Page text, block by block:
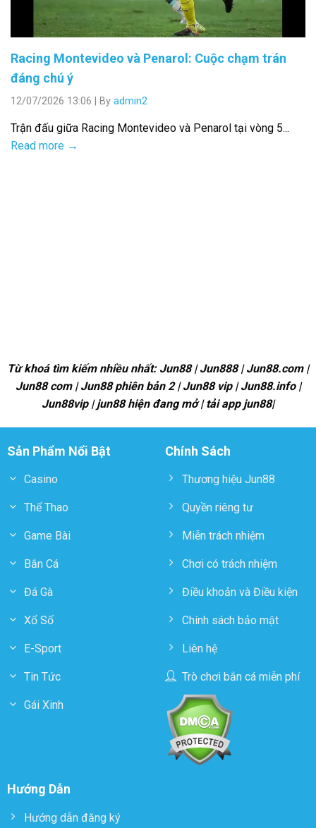
Racing Montevideo và Penarol: Cuộc chạm trán
đáng chú ý
12/07/2026 13:06 By admin2
Trận đấu giữa Racing Montevideo và Penarol tại vòng 5...
Read more →
Từ khoá tìm kiếm nhiều nhất: Jun88 | Jun888 | Jun88.com |
Jun88 com | Jun88 phiên bản 2 | Jun88 vip | Jun88.info |
Jun88vip | jun88 hiện đang mở | tải app jun88|
Sản Phẩm Nổi Bật
Casino
Thể Thao
Game Bài
Bắn Cá
Đá Gà
Xổ Số
E-Sport
Tin Tức
Gái Xinh
Chính Sách
Thương hiệu Jun88
Quyền riêng tư
Miễn trách nhiệm
Chơi có trách nhiệm
Điều khoản và Điều kiện
Chính sách bảo mật
Liên hệ
Trò chơi bắn cá miễn phí
Hướng Dẫn
Hướng dẫn đăng ký